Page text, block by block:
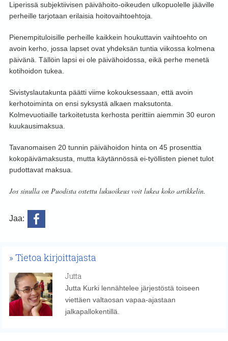
Liperissä subjektiivisen päivähoito-oikeuden ulkopuolelle jääville
perheille tarjotaan erilaisia hoitovaihtoehtoja.
Pienempituloisille perheille kaikkein houkuttavin vaihtoehto on
avoin kerho, jossa lapset ovat yhdeksän tuntia viikossa kolmena
päivänä. Tällöin lapsi ei ole päivähoidossa, eikä perhe menetä
kotihoidon tukea.
Sivistyslautakunta päätti viime kokouksessaan, että avoin
kerhotoiminta on ensi syksystä alkaen maksutonta.
Kolmevuotiaille tarkoitetusta kerhosta perittiin aiemmin 30 euron
kuukausimaksua.
Tavanomaisen 20 tunnin päivähoidon hinta on 45 prosenttia
kokopäivämaksusta, mutta käytännössä ei-työllisten pienet tulot
pudottavat maksua.
Jos sinulla on Puodista ostettu lukuoikeus voit lukea koko artikkelin.
Jaa:
Tietoa kirjoittajasta
Jutta
Jutta Kurki lennähtelee järjestöstä toiseen
viettäen valtaosan vapaa-ajastaan
jalkapallokentillä.